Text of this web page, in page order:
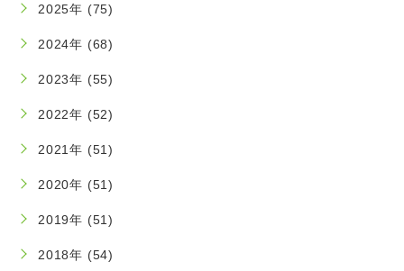
2025年 (75)
2024年 (68)
2023年 (55)
2022年 (52)
2021年 (51)
2020年 (51)
2019年 (51)
2018年 (54)